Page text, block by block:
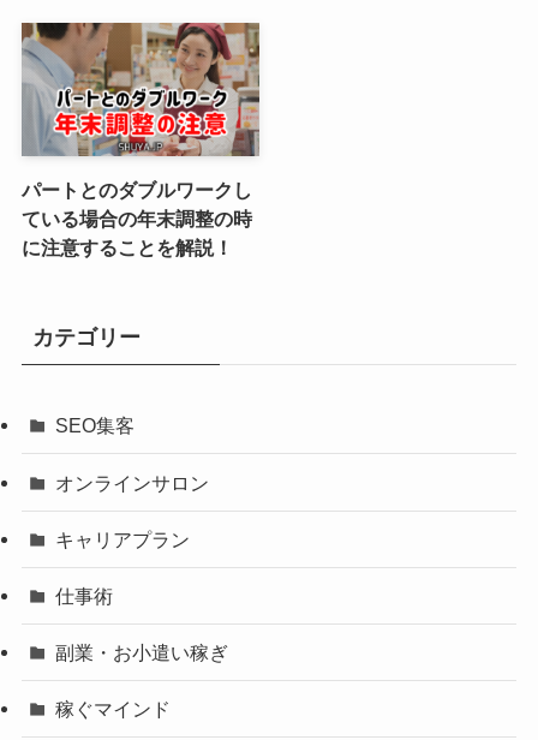
パートとのダブルワークし
ている場合の年末調整の時
に注意することを解説！
カテゴリー
SEO集客
オンラインサロン
キャリアプラン
仕事術
副業・お小遣い稼ぎ
稼ぐマインド